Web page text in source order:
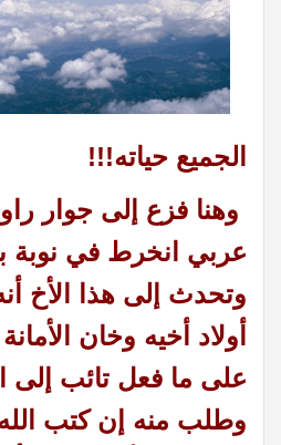
الجميع حياته!!!
وهنا فزع إلى جوار
عربي انخرط في نوبة
وتحدث إلى هذا الأخ
أولاد أخيه وخان
على ما فعل تائب إلى
وطلب منه إن كتب الله